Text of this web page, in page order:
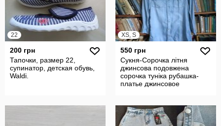
22
200 грн
Тапочки, размер 22,
супинатор, детская обувь,
Waldi.
XS, S
550 грн
Сукня-Сорочка літня
джинсова подовжена
сорочка туніка рубашка-
платье джинсовое